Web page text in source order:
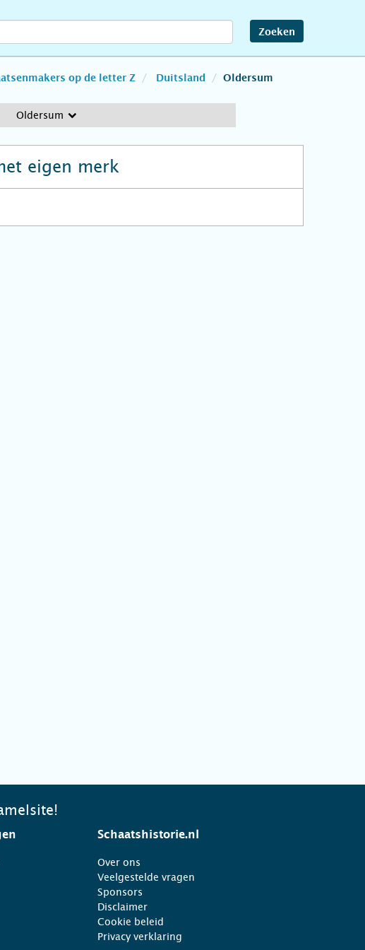
Zoeken
op de letter Z Duitsland Oldersum
Oldersum
eigen merk
Schaatshistorie.nl
Over ons
Veelgestelde vragen
Sponsors
Disclaimer
Cookie beleid
Privacy verklaring